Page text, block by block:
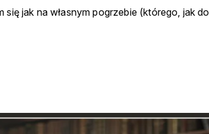
się jak na własnym pogrzebie (którego, jak